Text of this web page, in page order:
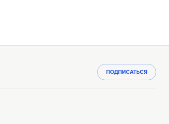
ПОДПИСАТЬСЯ